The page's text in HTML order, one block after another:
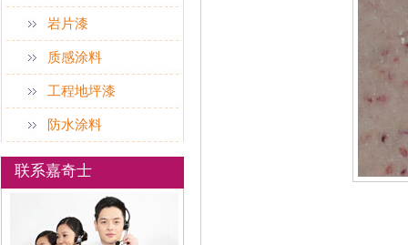
岩片漆
质感涂料
工程地坪漆
防水涂料
联系嘉奇士